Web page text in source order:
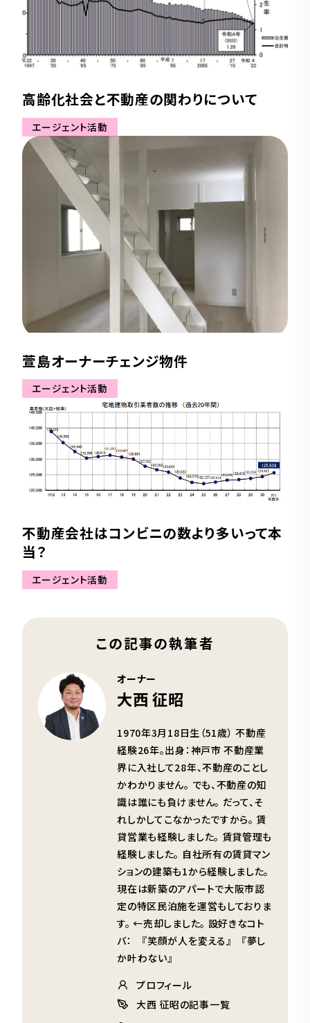
高齢化社会と不動産の関わりについて
エージェント活動
萱島オーナーチェンジ物件
エージェント活動
不動産会社はコンビニの数より多いって本
当？
エージェント活動
この記事の執筆者
オーナー
大西 征昭
1970年3月18日生（51歳） 不動産
経験26年。出身：神戸市 不動産業
界に入社して28年、不動産のことし
かわかりません。 でも、不動産の知
識は誰にも負けません。 だって、そ
れしかしてこなかったですから。 賃
貸営業も経験しました。 賃貸管理も
経験しました。 自社所有の賃貸マン
ションの建築も1から経験しました。
現在は新築のアパートで大阪市認
定の特区民泊施を運営もしておりま
す。 ←売却しました。 設好きなコト
バ： 『笑顔が人を変える』 『夢し
か叶わない』
プロフィール
大西 征昭の記事一覧